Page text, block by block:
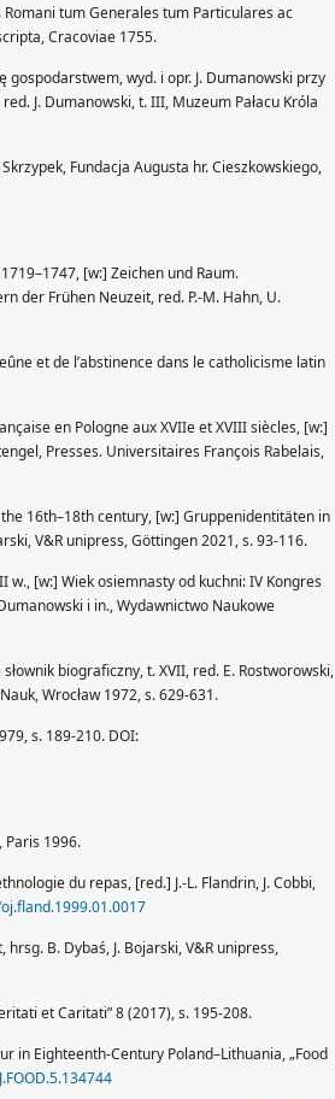
tum Generales tum Particulares ac
Cracoviae 1755.
gospodarstwem, wyd. i opr. J. Dumanowski przy
J. Dumanowski, t. III, Muzeum Pałacu Króla
Fundacja Augusta hr. Cieszkowskiego,
[w:] Zeichen und Raum.
der Frühen Neuzeit, red. P.-M. Hahn, U.
et de l’abstinence dans le catholicisme latin
en Pologne aux XVIIe et XVIII siècles, [w:]
Presses. Universitaires François Rabelais,
16th–18th century, [w:] Gruppenidentitäten in
V&R unipress, Göttingen 2021, s. 93-116.
w., [w:] Wiek osiemnasty od kuchni: IV Kongres
i in., Wydawnictwo Naukowe
biograficzny, t. XVII, red. E. Rostworowski,
Wrocław 1972, s. 629-631.
s. 189-210. DOI:
Paris 1996.
du repas, [red.] J.-L. Flandrin, J. Cobbi,
B. Dybaś, J. Bojarski, V&R unipress,
et Caritati” 8 (2017), s. 195-208.
in Eighteenth-Century Poland–Lithuania, „Food